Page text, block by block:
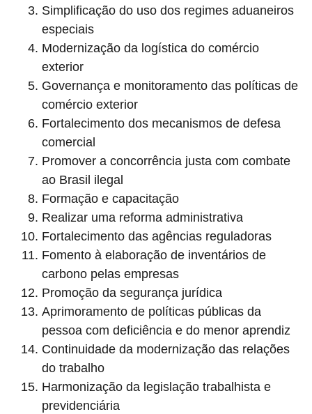
Simplificação do uso dos regimes aduaneiros
especiais
Modernização da logística do comércio
exterior
Governança e monitoramento das políticas de
comércio exterior
Fortalecimento dos mecanismos de defesa
comercial
Promover a concorrência justa com combate
ao Brasil ilegal
Formação e capacitação
Realizar uma reforma administrativa
Fortalecimento das agências reguladoras
Fomento à elaboração de inventários de
carbono pelas empresas
Promoção da segurança jurídica
Aprimoramento de políticas públicas da
pessoa com deficiência e do menor aprendiz
Continuidade da modernização das relações
do trabalho
Harmonização da legislação trabalhista e
previdenciária